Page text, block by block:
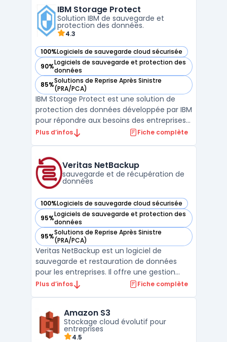
caractère évolutif, sa facilité d'utilisation et
sa ...
IBM Storage Protect
Solution IBM de sauvegarde et
protection des données.
4.3
100%Logiciels de sauvegarde cloud sécurisée
— voir IBM Storage Protect dans cette catégorie
90%Logiciels de sauvegarde et protection des
données
— voir IBM Storage Protect dans cette catégorie
85%Solutions de Reprise Après Sinistre
(PRA/PCA)
— voir IBM Storage Protect dans cette catégorie
IBM Storage Protect est une solution de
protection des données développée par IBM
pour répondre aux besoins des entreprises
en matière de sauvegarde, de récupération
les tâches critiques de sauvegarde des
données, garantissant a ...
Plus d’infos Fiche complète
Veritas NetBackup
sauvegarde et de récupération de
données
100%Logiciels de sauvegarde cloud sécurisée
— voir Veritas NetBackup dans cette catégorie
95%Logiciels de sauvegarde et protection des
données
— voir Veritas NetBackup dans cette catégorie
95%Solutions de Reprise Après Sinistre
(PRA/PCA)
— voir Veritas NetBackup dans cette catégorie
Veritas NetBackup est un logiciel de
sauvegarde et restauration de données
pour les entreprises. Il offre une gestion
centralisée pour tous les types
duplication de données, les sauvegardes
peuvent être effectuées sur ...
Plus d’infos Fiche complète
Amazon S3
Stockage cloud évolutif pour
entreprises
4.5